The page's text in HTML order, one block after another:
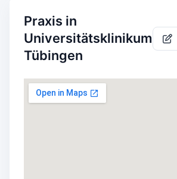
Praxis in
Universitätsklinikum
Tübingen